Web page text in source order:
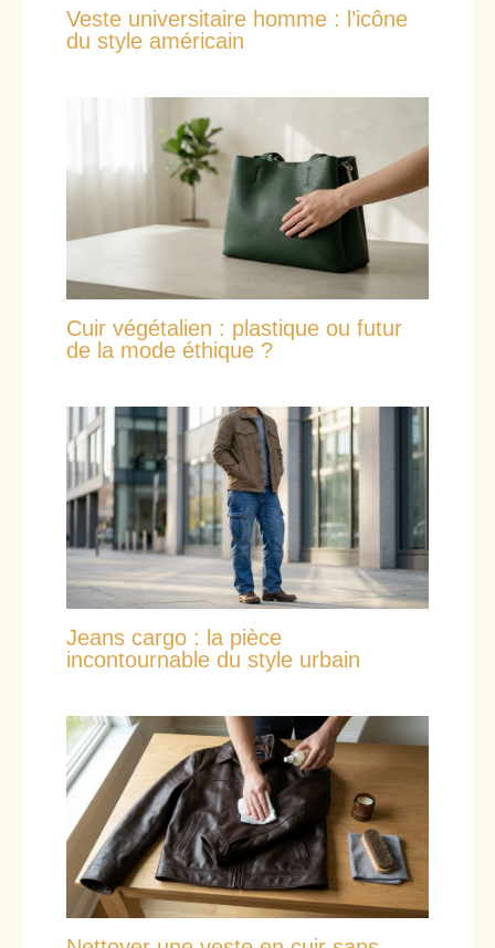
Veste universitaire homme : l’icône
du style américain
Cuir végétalien : plastique ou futur
de la mode éthique ?
Jeans cargo : la pièce
incontournable du style urbain